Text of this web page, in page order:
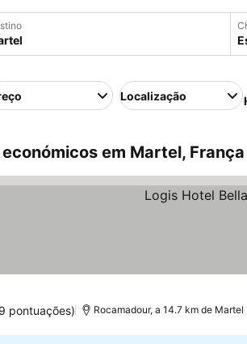
Localização
em Martel, França
pontuações) Rocamadour, a 14.7 km de Martel